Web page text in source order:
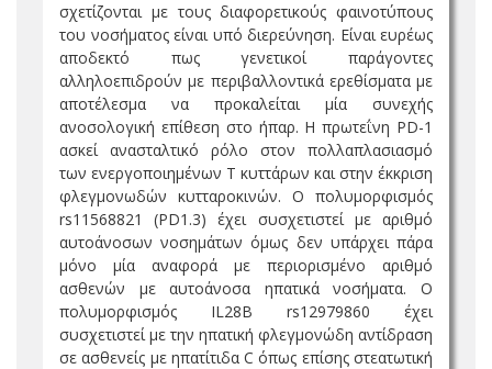
σχετίζονται με τους διαφορετικούς φαινοτύπους
του νοσήματος είναι υπό διερεύνηση. Είναι ευρέως
αποδεκτό πως γενετικοί παράγοντες
αλληλοεπιδρούν με περιβαλλοντικά ερεθίσματα με
αποτέλεσμα να προκαλείται μία συνεχής
ανοσολογική επίθεση στο ήπαρ. Η πρωτεΐνη PD-1
ασκεί ανασταλτικό ρόλο στον πολλαπλασιασμό
των ενεργοποιημένων Τ κυττάρων και στην έκκριση
φλεγμονωδών κυτταροκινών. Ο πολυμορφισμός
rs11568821 (PD1.3) έχει συσχετιστεί με αριθμό
αυτοάνοσων νοσημάτων όμως δεν υπάρχει πάρα
μόνο μία αναφορά με περιορισμένο αριθμό
ασθενών με αυτοάνοσα ηπατικά νοσήματα. Ο
πολυμορφισμός IL28B rs12979860 έχει
συσχετιστεί με την ηπατική φλεγμονώδη αντίδραση
σε ασθενείς με ηπατίτιδα C όπως επίσης στεατωτική